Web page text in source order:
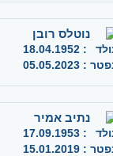
נוטלס רובן
:
18.04.1952
:
05.05.2023
נתיב אמיר
:
17.09.1953
:
15.01.2019